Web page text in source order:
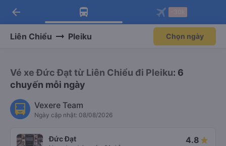
Tải app Vexere ngay!
Nhận ưu đãi thành viên độc
Mở app
Tải app Vexere
-30k/ghế khi đặt vé máy bay qua
Mở app
arrow_back
Liên Chiểu Pleiku Chọn ngày
Vé xe Đức Đạt từ Liên Chiểu đi Pleiku: 6
chuyến mỗi ngày
Vexere Team
Ngày cập nhật: 08/08/2026
Đức Đạt 4.8